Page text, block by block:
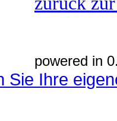
powered in
Sie Ihre